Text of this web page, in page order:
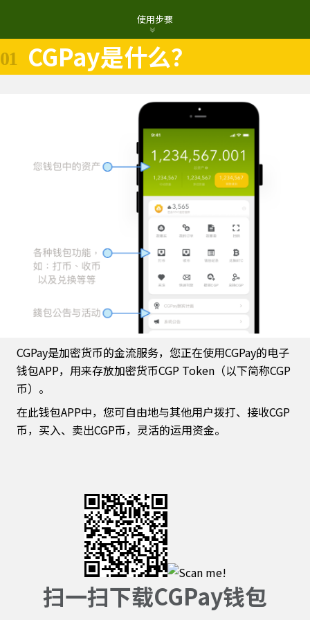
使用步骤
01 CGPay是什么？
CGPay是加密货币的金流服务，您正在使用CGPay的电子
钱包APP，用来存放加密货币CGP Token（以下简称CGP
币）。
在此钱包APP中，您可自由地与其他用户拨打、接收CGP
币，买入、卖出CGP币，灵活的运用资金。
扫一扫下载CGPay钱包